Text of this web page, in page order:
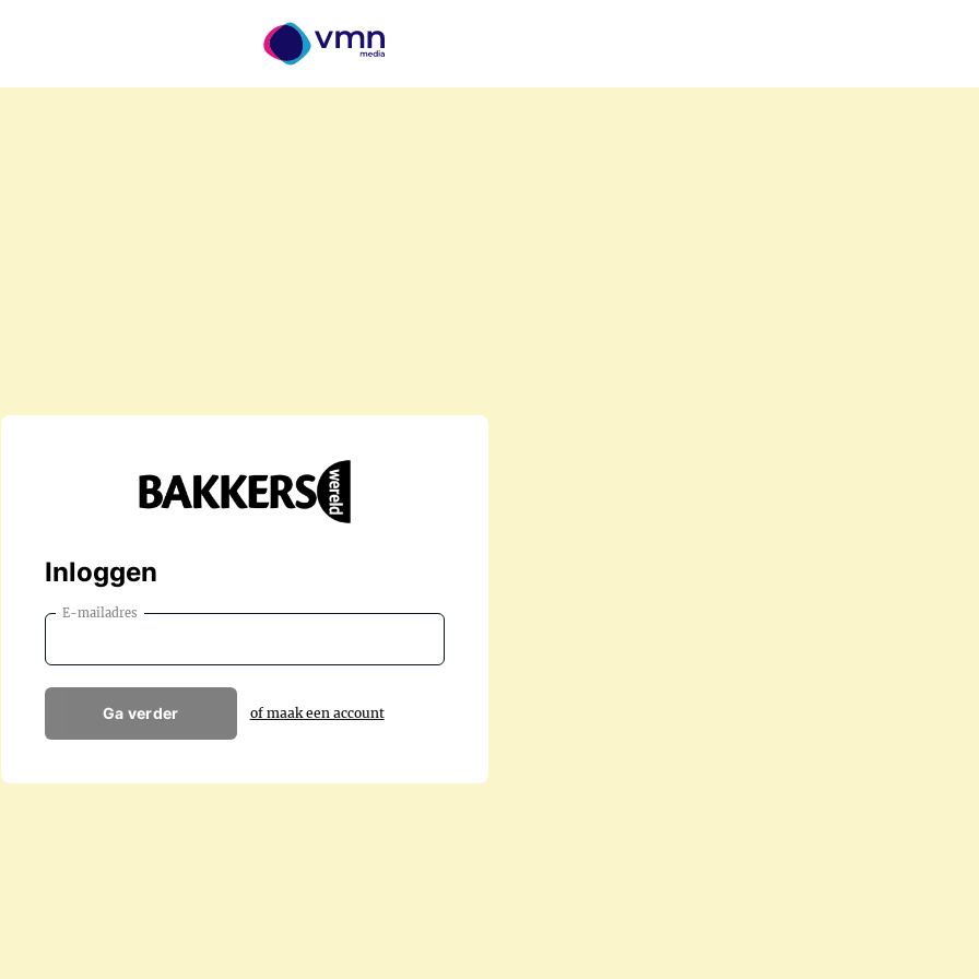
Inloggen
E-mailadres
Ga verder of maak een account